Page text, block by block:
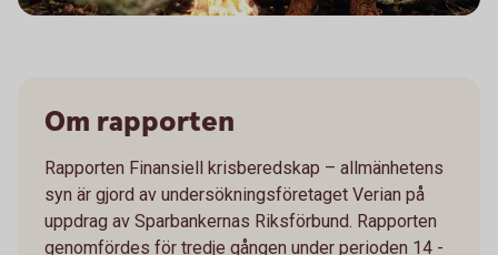
Om rapporten
Rapporten Finansiell krisberedskap – allmänhetens
syn är gjord av undersökningsföretaget Verian på
uppdrag av Sparbankernas Riksförbund. Rapporten
genomfördes för tredje gången under perioden 14 -